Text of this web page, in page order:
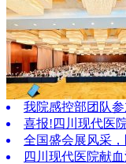
我院感控部团队
喜报!四川现代医
全国盛会展风采
四川现代医院献